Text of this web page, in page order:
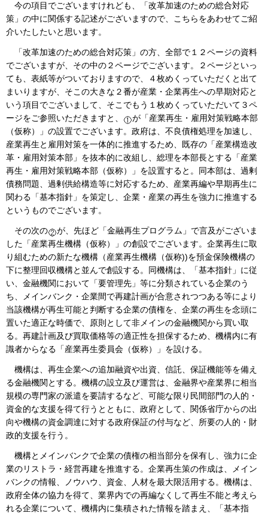
今の項目でございますけれども、「改革加速のための総合対応
策」の中に関係する記述がございますので、こちらをあわせてご紹
介いたしたいと思います。
「改革加速のための総合対応策」の方、全部で１２ページの資料
でございますが、その中の２ページでございます。２ページといっ
ても、表紙等がついておりますので、４枚めくっていただくと出て
まいりますが、そこの大きな２番が産業・企業再生への早期対応と
いう項目でございまして、そこでもう１枚めくっていただいて３ペ
ージをご参照いただきますと、
が「産業再生・雇用対策戦略本部
（仮称）」の設置でございます。政府は、不良債権処理を加速し、
産業再生と雇用対策を一体的に推進するため、既存の「産業構造改
革・雇用対策本部」を抜本的に改組し、総理を本部長とする「産業
再生・雇用対策戦略本部（仮称）」を設置すると。同本部は、過剰
債務問題、過剰供給構造等に対応するため、産業再編や早期再生に
関わる「基本指針」を策定し、企業・産業の再生を強力に推進する
というものでございます。
その次の
が、先ほど「金融再生プログラム」で言及がございま
した「産業再生機構（仮称）」の創設でございます。企業再生に取
り組むための新たな機構（産業再生機構（仮称))を預金保険機構の
下に整理回収機構と並んで創設する。同機構は、「基本指針」に従
い、金融機関において「要管理先」等に分類されている企業のう
ち、メインバンク・企業間で再建計画が合意されつつある等により
当該機構が再生可能と判断する企業の債権を、企業の再生を念頭に
置いた適正な時価で、原則として非メインの金融機関から買い取
る。再建計画及び買取価格等の適正性を担保するため、機構内に有
識者からなる「産業再生委員会（仮称）」を設ける。
機構は、再生企業への追加融資や出資、信託、保証機能等を備え
る金融機関とする。機構の設立及び運営は、金融界や産業界に相当
規模の専門家の派遣を要請するなど、可能な限り民間部門の人的・
資金的な支援を得て行うとともに、政府として、関係省庁からの出
向や機構の資金調達に対する政府保証の付与など、所要の人的・財
政的支援を行う。
機構とメインバンクで企業の債権の相当部分を保有し、強力に企
業のリストラ・経営再建を推進する。企業再生策の作成は、メイン
バンクの情報、ノウハウ、資金、人材を最大限活用する。機構は、
政府全体の協力を得て、業界内での再編なくして再生不能と考えら
れる企業について、機構内に集積された情報を踏まえ、「基本指